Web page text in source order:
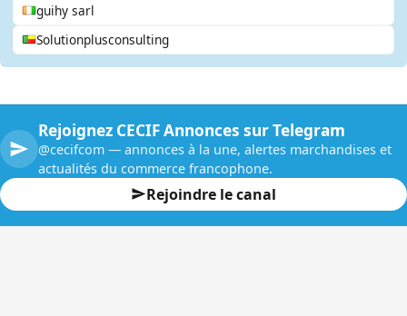
guihy sarl
Solutionplusconsulting
Rejoignez CECIF Annonces sur Telegram
@cecifcom — annonces à la une, alertes marchandises et
actualités du commerce francophone.
Rejoindre le canal